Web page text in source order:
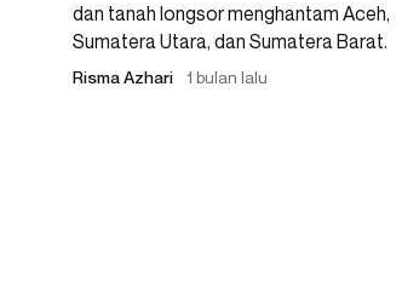
dan tanah longsor menghantam Aceh,
Sumatera Utara, dan Sumatera Barat.
Risma Azhari 1 bulan lalu